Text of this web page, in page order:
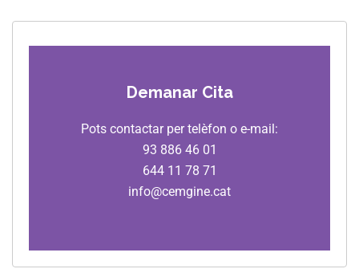
Demanar Cita
Pots contactar per telèfon o e-mail:
93 886 46 01
644 11 78 71
info@cemgine.cat